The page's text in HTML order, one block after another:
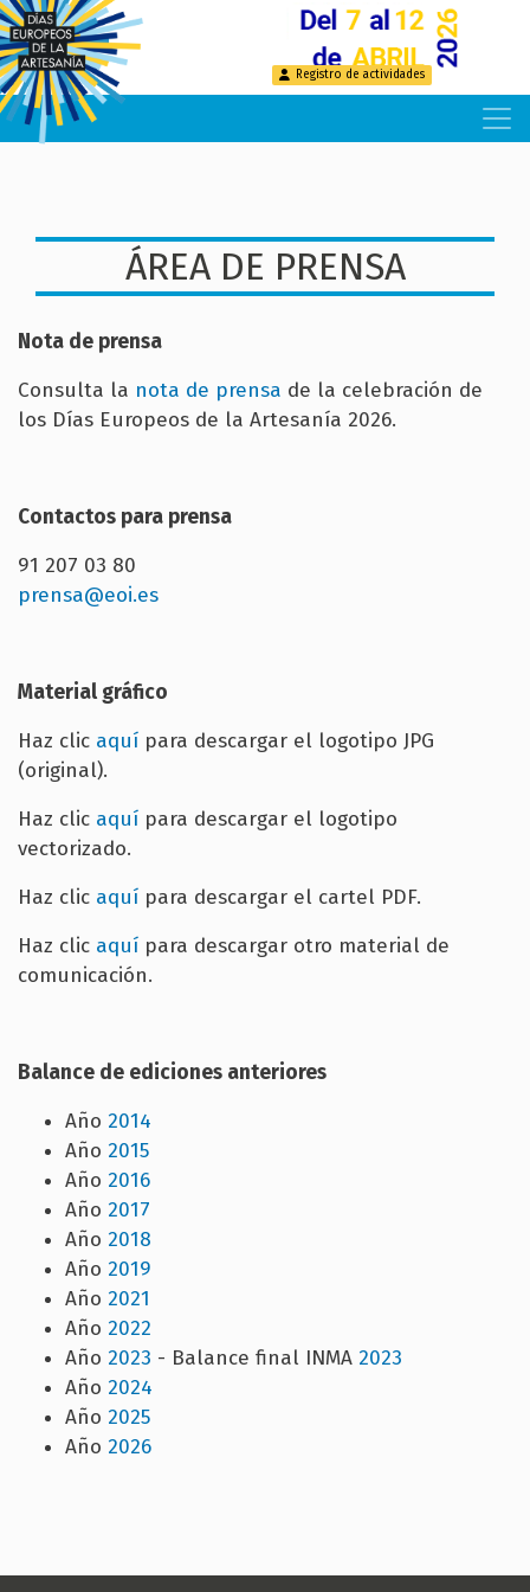
Pasar
contenido
Registro de actividades
ÁREA DE PRENSA
Nota de prensa
Consulta la nota de prensa de la celebración de
los Días Europeos de la Artesanía 2026.
Contactos para prensa
91 207 03 80
prensa@eoi.es
Material gráfico
Haz clic aquí para descargar el logotipo JPG
(original).
Haz clic aquí para descargar el logotipo
vectorizado.
Haz clic aquí para descargar el cartel PDF.
Haz clic aquí para descargar otro material de
comunicación.
Balance de ediciones anteriores
Año 2014
Año 2015
Año 2016
Año 2017
Año 2018
Año 2019
Año 2021
Año 2022
Año 2023 - Balance final INMA 2023
Año 2024
Año 2025
Año 2026